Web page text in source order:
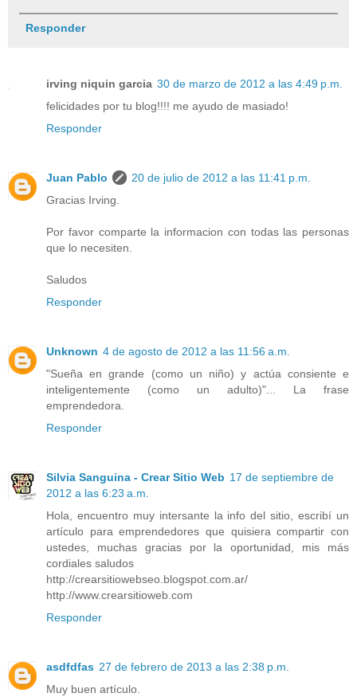
Responder
irving niquin garcia 30 de marzo de 2012 a las 4:49 p.m.
felicidades por tu blog!!!! me ayudo de masiado!
Responder
Juan Pablo
20 de julio de 2012 a las 11:41 p.m.
Gracias Irving.
Por favor comparte la informacion con todas las personas
que lo necesiten.
Saludos
Responder
Unknown 4 de agosto de 2012 a las 11:56 a.m.
"Sueña en grande (como un niño) y actúa consiente e
inteligentemente (como un adulto)"... La frase
emprendedora.
Responder
Silvia Sanguina - Crear Sitio Web 17 de septiembre de
2012 a las 6:23 a.m.
Hola, encuentro muy intersante la info del sitio, escribí un
artículo para emprendedores que quisiera compartir con
ustedes, muchas gracias por la oportunidad, mis más
cordiales saludos
http://crearsitiowebseo.blogspot.com.ar/
http://www.crearsitioweb.com
Responder
asdfdfas 27 de febrero de 2013 a las 2:38 p.m.
Muy buen artículo.